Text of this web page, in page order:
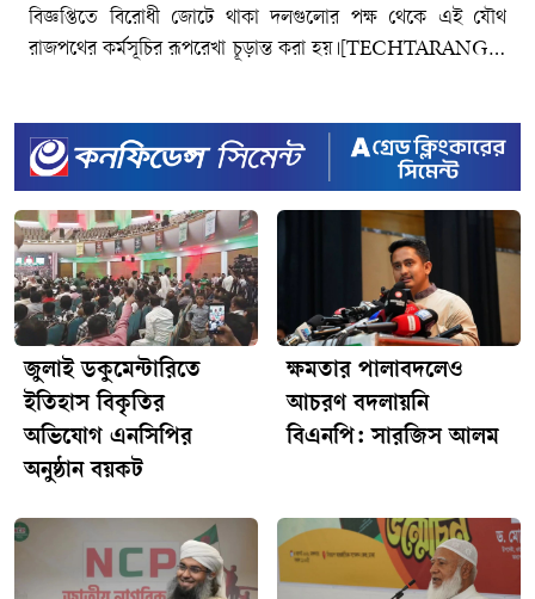
বিজ্ঞপ্তিতে বিরোধী জোটে থাকা দলগুলোর পক্ষ থেকে এই যৌথ
রাজপথের কর্মসূচির রূপরেখা চূড়ান্ত করা হয়।[TECHTARANGA-
অনুষ্ঠিত হবে। নির্ধারিত সময়সূচি ও রুটসমূহ নিম্নরূপ:৫ সেপ্টেম্বর:
ঢাকা-চট্টগ্রাম মহাসড়ক১৯ সেপ্টেম্বর: ঢাকা-রংপুর মহাসড়ক১০
অক্টোবর: ঢাকা-খুলনা মহাসড়ক[TECHTARANGA-
POST:2394]২৪ অক্টোবর: ঢাকা-সিলেট মহাসড়কজোটের শীর্ষ
নেতারা জানান, জনভোগান্তি ও জ্বালানি খাতের অস্থিরতা নিরসনে
দ্রুত কার্যকর পদক্ষেপ না নেওয়া হলে জনগণের অধিকার আদায়ে
এই চার রুট ছাড়াও ধাপে ধাপে আরও কঠোর ও বিস্তৃত আন্দোলন
গড়ে তোলা হবে।[TECHTARANGA-POST:2392]
জুলাই ডকুমেন্টারিতে
ইতিহাস বিকৃতির
অভিযোগ এনসিপির
অনুষ্ঠান বয়কট
ক্ষমতার পালাবদলেও
আচরণ বদলায়নি
বিএনপি: সারজিস আলম